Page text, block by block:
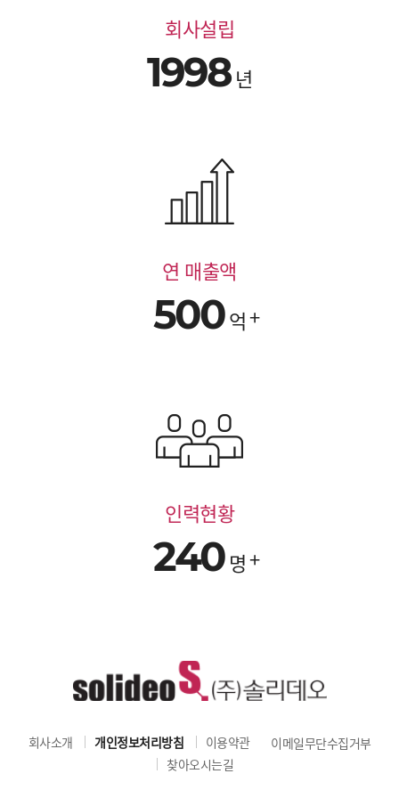
회사설립
1998년
연 매출액
500억
인력현황
240명
회사소개 개인정보처리방침 이용약관
이메일무단수집거부
찾아오시는길